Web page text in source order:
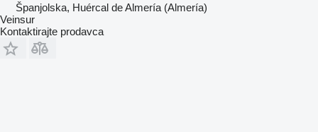
Španjolska, Huércal de Almería (Almería)
Veinsur
Kontaktirajte prodavca